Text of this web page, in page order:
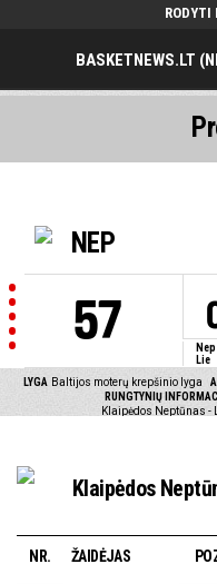
BASKETNEWS.LT
RODYTI
NEP
57 Nep
Lie
LYGA Baltijos moterų krepšinio lyga
RUNGTYNIŲ
Klaipėdos Neptūnas -
Klaipėdos
NR. ŽAIDĖJAS